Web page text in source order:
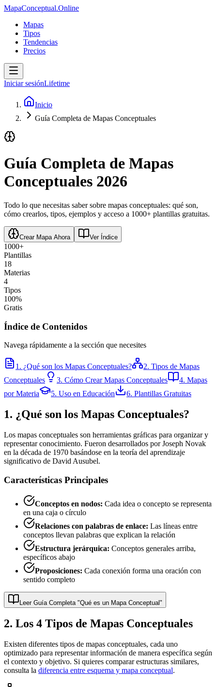
MapaConceptual.Online
Mapas
Tipos
Tendencias
Precios
Iniciar sesiónLifetime
Inicio
Guía Completa de Mapas Conceptuales
Guía Completa de Mapas
Conceptuales 2026
Todo lo que necesitas saber sobre mapas conceptuales: qué son,
cómo crearlos, tipos, ejemplos y acceso a 1000+ plantillas gratuitas.
Crear Mapa Ahora Ver Índice
1000+
Plantillas
18
Materias
4
Tipos
100%
Gratis
Índice de Contenidos
Navega rápidamente a la sección que necesites
1. ¿Qué son los Mapas Conceptuales?
2. Tipos de Mapas
Conceptuales
3. Cómo Crear Mapas Conceptuales
4. Mapas
por Materia
5. Uso en Educación 6. Plantillas Gratuitas
1. ¿Qué son los Mapas Conceptuales?
Los mapas conceptuales son herramientas gráficas para organizar y
representar conocimiento. Fueron desarrollados por Joseph Novak
en la década de 1970 basándose en la teoría del aprendizaje
significativo de David Ausubel.
Características Principales
Conceptos en nodos: Cada idea o concepto se representa
en una caja o círculo
Relaciones con palabras de enlace: Las líneas entre
conceptos llevan palabras que explican la relación
Estructura jerárquica: Conceptos generales arriba,
específicos abajo
Proposiciones: Cada conexión forma una oración con
sentido completo
Leer Guía Completa "Qué es un Mapa Conceptual"
2. Los 4 Tipos de Mapas Conceptuales
Existen diferentes tipos de mapas conceptuales, cada uno
optimizado para representar información de manera específica según
el contexto y objetivo. Si quieres comparar estructuras similares,
consulta la diferencia entre esquema y mapa conceptual.